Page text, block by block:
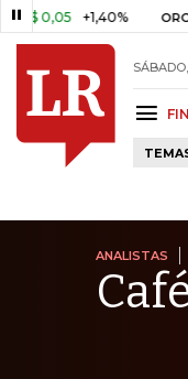
+1,40% ORO
ANALISTAS